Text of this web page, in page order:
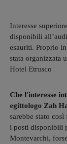
Interesse
disponibili
esauriti. Proprio
stata organizzata
Hotel Etrusco
Che l'interesse
egittologo Zah
sarebbe stato
i posti disponibili
Montevarchi,